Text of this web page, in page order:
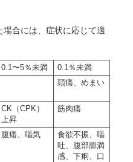
合には、症状に応じて適
0.1〜5％未満
0.1％未満
頭痛、めまい
CK（CPK）
上昇
筋肉痛
腹痛、嘔気
食欲不振、嘔
吐、腹部膨満
感、下痢、口